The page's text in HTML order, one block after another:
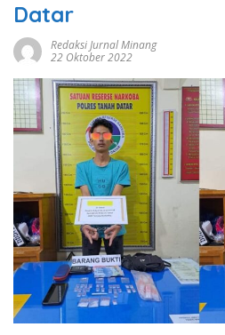
Datar
Redaksi Jurnal Minang
22 Oktober 2022